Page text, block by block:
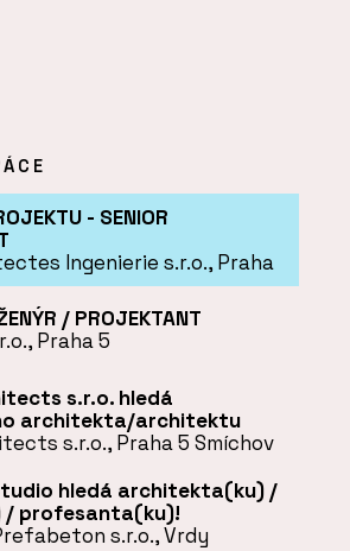
- SENIOR
Ingenierie s.r.o., Praha
/ PROJEKTANT
Praha 5
s.r.o. hledá
architekta/architektu
s.r.o., Praha 5 Smíchov
Studio hledá architekta(ku) /
/ profesanta(ku)!
s.r.o., Vrdy